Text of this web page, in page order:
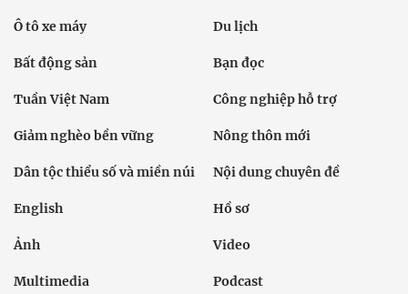
Ô tô xe máy Du lịch
Bất động sản Bạn đọc
Tuần Việt Nam Công nghiệp hỗ trợ
Giảm nghèo bền vững Nông thôn mới
Dân tộc thiểu số và miền núi Nội dung chuyên đề
English Hồ sơ
Ảnh Video
Multimedia Podcast